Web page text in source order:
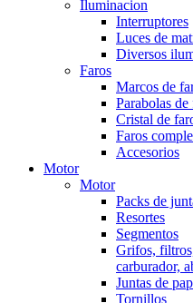
Iluminacion
Interruptores
Luces de
Diversos
Faros
Marcos de
Parabolas de
Cristal de
Faros
Accesorios
Motor
Motor
Packs de
Resortes
Segmentos
Grifos,
carburador,
Juntas de
Tornillos